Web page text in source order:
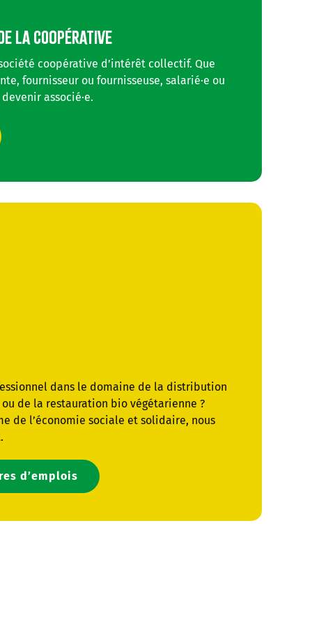
LA COOPÉRATIVE
coopérative d’intérêt collectif. Que
fournisseur ou fournisseuse, salarié·e ou
associé·e.
dans le domaine de la distribution
de la restauration bio végétarienne ?
de l’économie sociale et solidaire, nous
d’emplois